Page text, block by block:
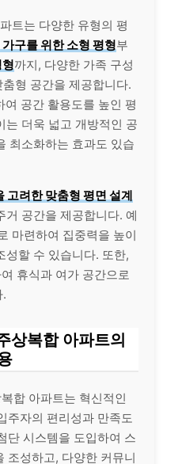
트는 다양한 유형의 평
가구를 위한 소형 평형부
까지, 다양한 가족 구성
형 공간을 제공합니다.
여 공간 활용도를 높인 평
는 더욱 넓고 개방적인 공
최소화하는 효과도 있습
고려한 맞춤형 평면 설계
거 공간을 제공합니다. 예
마련하여 집중력을 높이
성할 수 있습니다. 또한,
휴식과 여가 공간으로
상복합 아파트의
합 아파트는 혁신적인
주자의 편리성과 만족도
단 시스템을 도입하여 스
조성하고, 다양한 커뮤니